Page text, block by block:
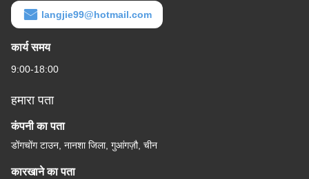
langjie99@hotmail.com
कार्य समय
9:00-18:00
हमारा पता
कंपनी का पता
डोंगचोंग टाउन, नानशा जिला, गुआंगज़ौ, चीन
कारखाने का पता